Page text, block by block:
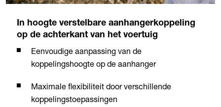
In hoogte verstelbare aanhangerkoppeling
op de achterkant van het voertuig
Eenvoudige aanpassing van de
koppelingshoogte op de aanhanger
Maximale flexibiliteit door verschillende
koppelingstoepassingen